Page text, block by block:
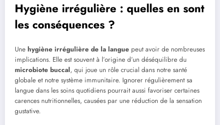
Hygiène irrégulière : quelles en sont
les conséquences ?
Une hygiène irrégulière de la langue peut avoir de nombreuses
implications. Elle est souvent à l’origine d’un déséquilibre du
microbiote buccal, qui joue un rôle crucial dans notre santé
globale et notre système immunitaire. Ignorer régulièrement sa
langue dans les soins quotidiens pourrait aussi favoriser certaines
carences nutritionnelles, causées par une réduction de la sensation
gustative.